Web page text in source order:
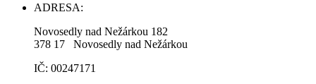
ADRESA:
Novosedly nad Nežárkou 182
378 17 Novosedly nad Nežárkou
IČ: 00247171